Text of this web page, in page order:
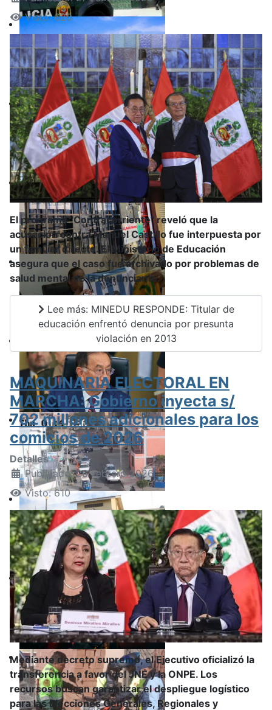
Visto: 620
El programa "Contracorriente" reveló que la
acusación contra Manuel Castillo fue interpuesta por
un familiar directo. El Ministerio de Educación
asegura que el caso fue archivado por problemas de
salud mental de la denunciante.
Lee más: MINEDU RESPONDE: Titular de
educación enfrentó denuncia por presunta
violación en 2013
MAQUINARIA ELECTORAL EN
MARCHA: Gobierno inyecta s/
702 millones adicionales para los
comicios de 2026
Detalles
Publicado: 26 Febrero 2026
Visto: 610
Mediante decreto supremo, el Ejecutivo oficializó la
transferencia a favor del JNE y la ONPE. Los
recursos buscan garantizar el despliegue logístico
para las Elecciones Generales, Regionales y